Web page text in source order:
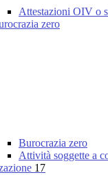
Attestazioni OIV o
zero
Burocrazia zero
Attività soggette a
17